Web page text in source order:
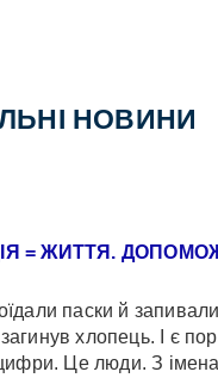
НОВИНИ
= ЖИТТЯ.
паски й
хлопець. І є
цифри. Це люди. З